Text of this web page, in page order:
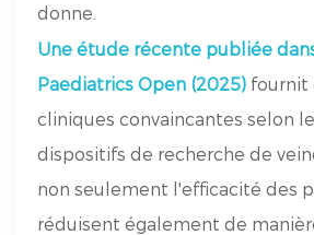
donne.
Une étude récente publiée
Paediatrics Open (2025) fournit
cliniques convaincantes selon
dispositifs de recherche de
non seulement l'efficacité des
réduisent également de